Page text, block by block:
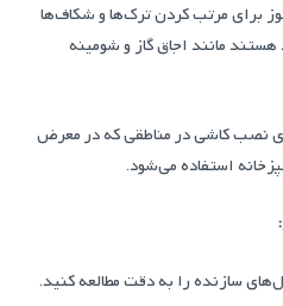
برای مرتب کردن ترک‌ها و شکاف‌ها
مانند اجاق گاز و شومینه
نصب کاشی در مناطقی که در معرض
استفاده می‌شود.
سازنده را به دقت مطالعه کنید.